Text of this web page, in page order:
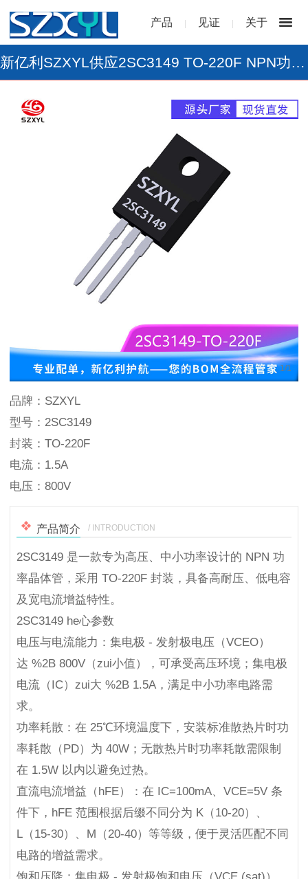
产品 | 见证 | 关于
新亿利SZXYL供应2SC3149 TO-220F NPN功率三极管
1/1
品牌：SZXYL
型号：2SC3149
封装：TO-220F
电流：1.5A
电压：800V
产品简介 / INTRODUCTION
2SC3149 是一款专为高压、中小功率设计的 NPN 功
率晶体管，采用 TO-220F 封装，具备高耐压、低电容
及宽电流增益特性。
2SC3149 he心参数
电压与电流能力：集电极 - 发射极电压（VCEO）
达 %2B 800V（zui小值），可承受高压环境；集电极
电流（IC）zui大 %2B 1.5A，满足中小功率电路需
求。
功率耗散：在 25℃环境温度下，安装标准散热片时功
率耗散（PD）为 40W；无散热片时功率耗散需限制
在 1.5W 以内以避免过热。
直流电流增益（hFE）：在 IC=100mA、VCE=5V 条
件下，hFE 范围根据后缀不同分为 K（10-20）、
L（15-30）、M（20-40）等等级，便于灵活匹配不同
电路的增益需求。